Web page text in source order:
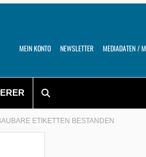
MEIN KONTO NEWSLETTER MEDIADATEN /
ETIKETTEN BESTANDEN